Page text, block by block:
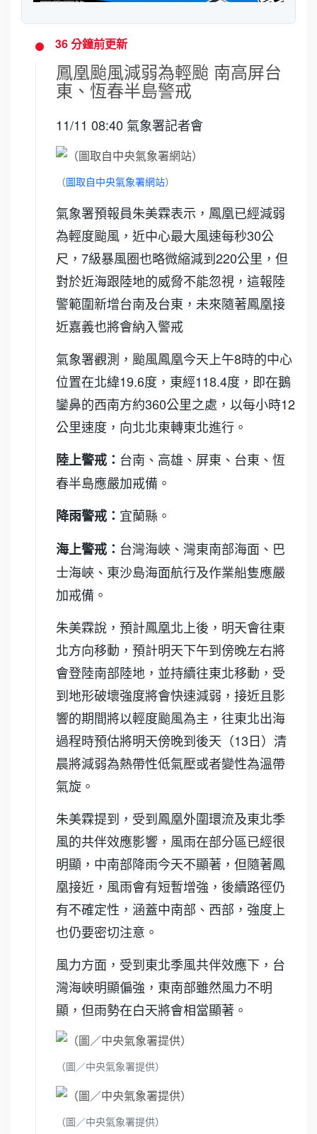
36 分鐘前更新
鳳凰颱風減弱為輕颱 南高屏台
東、恆春半島警戒
11/11 08:40 氣象署記者會
（圖取自中央氣象署網站）
氣象署預報員朱美霖表示，鳳凰已經減弱
為輕度颱風，近中心最大風速每秒30公
尺，7級暴風圈也略微縮減到220公里，但
對於近海跟陸地的威脅不能忽視，這報陸
警範圍新增台南及台東，未來隨著鳳凰接
近嘉義也將會納入警戒
氣象署觀測，颱風鳳凰今天上午8時的中心
位置在北緯19.6度，東經118.4度，即在鵝
鑾鼻的西南方約360公里之處，以每小時12
公里速度，向北北東轉東北進行。
陸上警戒： 台南、高雄、屏東、台東、恆
春半島應嚴加戒備。
降雨警戒： 宜蘭縣。
海上警戒： 台灣海峽、灣東南部海面、巴
士海峽、東沙島海面航行及作業船隻應嚴
加戒備。
朱美霖說，預計鳳凰北上後，明天會往東
北方向移動，預計明天下午到傍晚左右將
會登陸南部陸地，並持續往東北移動，受
到地形破壞強度將會快速減弱，接近且影
響的期間將以輕度颱風為主，往東北出海
過程時預估將明天傍晚到後天（13日）清
晨將減弱為熱帶性低氣壓或者變性為溫帶
氣旋。
朱美霖提到，受到鳳凰外圍環流及東北季
風的共伴效應影響，風雨在部分區已經很
明顯，中南部降雨今天不顯著，但隨著鳳
凰接近，風雨會有短暫增強，後續路徑仍
有不確定性，涵蓋中南部、西部，強度上
也仍要密切注意。
風力方面，受到東北季風共伴效應下，台
灣海峽明顯偏強，東南部雖然風力不明
顯，但雨勢在白天將會相當顯著。
（圖／中央氣象署提供）
（圖／中央氣象署提供）